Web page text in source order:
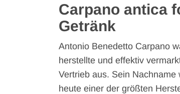
Carpano antica
Getränk
Antonio Benedetto Carpano
herstellte und effektiv
Vertrieb aus. Sein
heute einer der größten